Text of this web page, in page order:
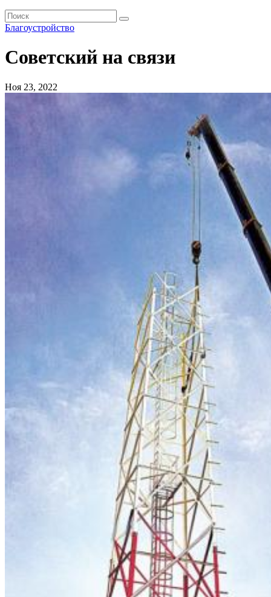
Благоустройство
Советский на связи
Ноя 23, 2022